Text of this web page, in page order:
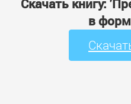
Скачать книгу:
в